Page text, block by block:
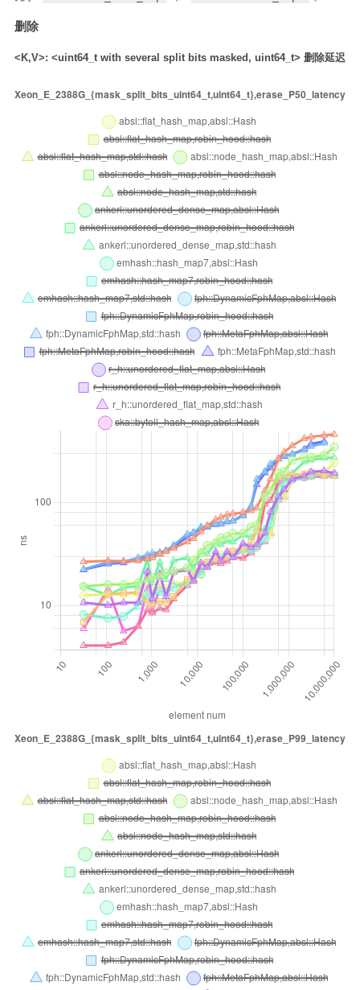
删除
<K,V>: <uint64_t with several split bits masked, uint64_t> 删除延迟